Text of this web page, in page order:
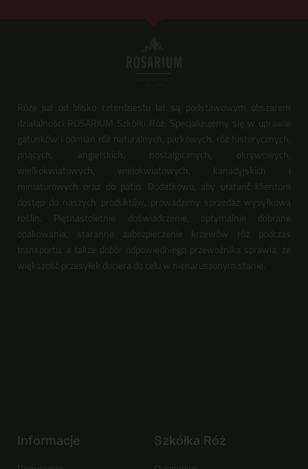
Róże już od blisko czterdziestu lat są podstawowym obszarem
działalności ROSARIUM Szkółki Róż. Specjalizujemy się w uprawie
gatunków i odmian róż naturalnych, parkowych, róż historycznych,
pnących, angielskich, nostalgicznych, okrywowych,
wielkokwiatowych, wielokwiatowych, kanadyjskich i
miniaturowych oraz do patio. Dodatkowo, aby ułatwić klientom
dostęp do naszych produktów, prowadzimy sprzedaż wysyłkową
roślin. Piętnastoletnie doświadczenie, optymalnie dobrane
opakowania, staranne zabezpieczenie krzewów róż podczas
transportu, a także dobór odpowiedniego przewoźnika sprawia, że
większość przesyłek dociera do celu w nienaruszonym stanie.
Informacje Szkółka Róż